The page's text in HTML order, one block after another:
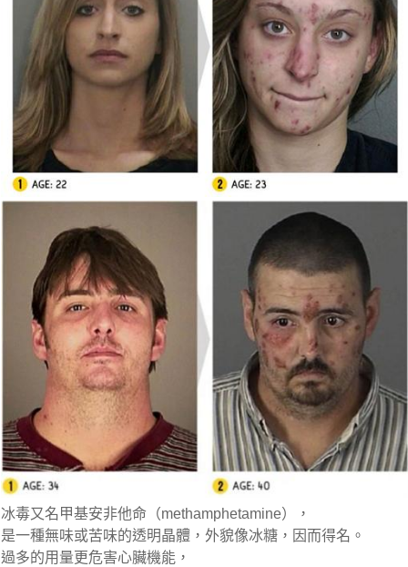
冰毒又名甲基安非他命（methamphetamine），
是一種無味或苦味的透明晶體，外貌像冰糖，因而得名。
過多的用量更危害心臟機能，